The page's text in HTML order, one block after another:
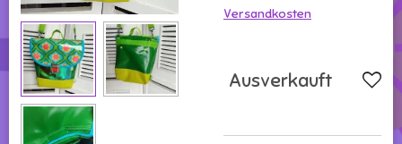
Versandkosten
Ausverkauft